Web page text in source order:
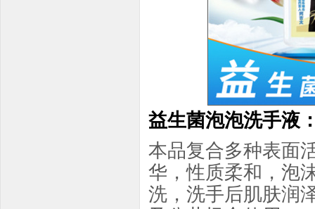
益生菌泡泡洗手液
本品复合多种表面
华，性质柔和，泡
洗，洗手后肌肤润